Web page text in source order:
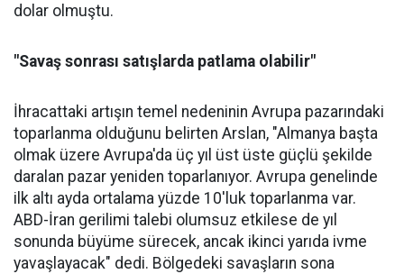
dolar olmuştu.
"Savaş sonrası satışlarda patlama olabilir"
İhracattaki artışın temel nede­ninin Avrupa pazarındaki
topar­lanma olduğunu belirten Arslan, "Almanya başta
olmak üzere Av­rupa'da üç yıl üst üste güçlü şe­kilde
daralan pazar yeniden to­parlanıyor. Avrupa genelinde
ilk altı ayda ortalama yüzde 10'luk toparlanma var.
ABD-İran geri­limi talebi olumsuz etkilese de yıl
sonunda büyüme sürecek, ancak ikinci yarıda ivme
yavaşlayacak" dedi. Bölgedeki savaşların sona